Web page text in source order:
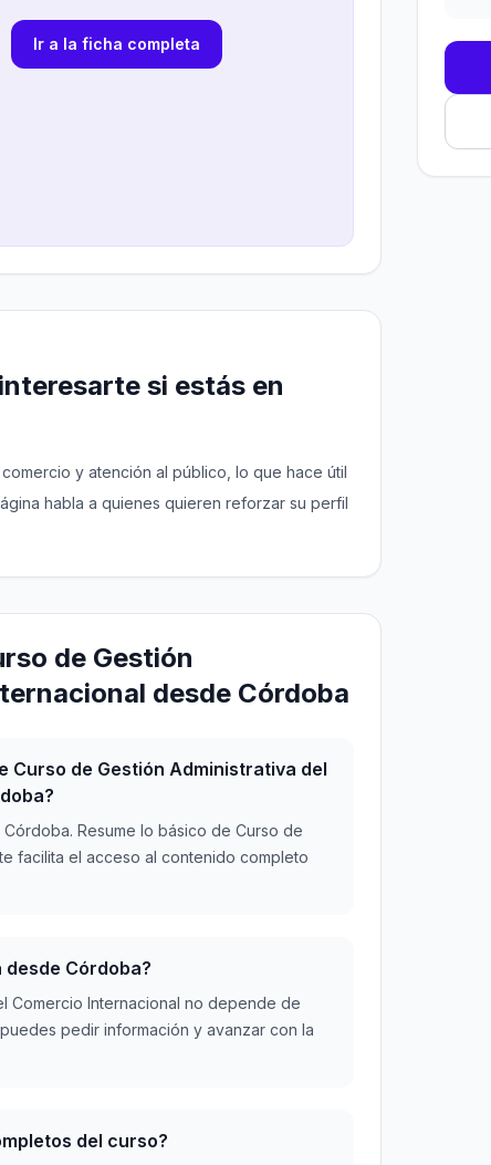
Ir a la ficha completa
si estás en
y atención al público, lo que hace útil
habla a quienes quieren reforzar su perfil
de Gestión
desde Córdoba
Curso de Gestión Administrativa del
Resume lo básico de Curso de
facilita el acceso al contenido completo
Córdoba?
Comercio Internacional no depende de
pedir información y avanzar con la
del curso?